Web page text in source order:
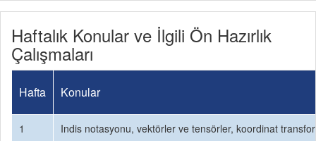
Haftalık Konular ve İlgili Ön Hazırlık
Çalışmaları
Hafta Konular
1
Indis notasyonu, vektörler ve tensörler, koordinat